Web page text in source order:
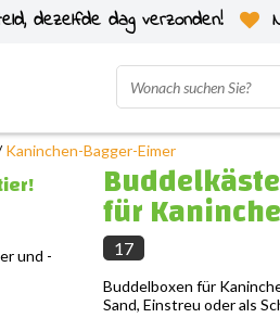
dezelfde dag verzonden!
Kaninchen-Bagger-Eimer
und -
für
17
Buddelboxen für
Sand, Einstreu oder als